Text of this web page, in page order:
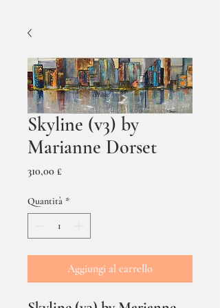
Skyline (v3) by
Marianne Dorset
310,00 £
Quantità *
Aggiungi al carrello